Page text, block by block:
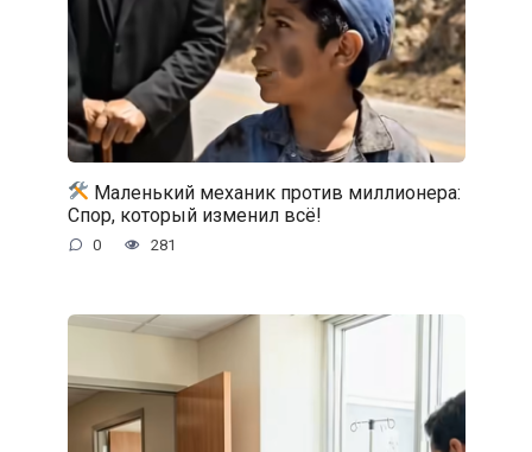
Маленький механик против миллионера:
Спор, который изменил всё!
0 281